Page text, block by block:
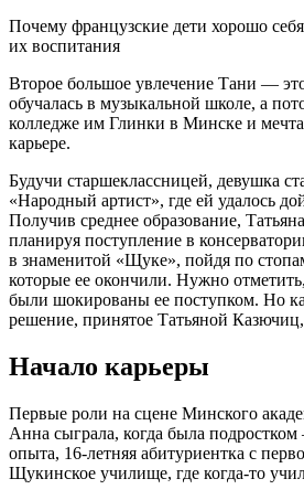
Почему французские дети хорошо
их воспитания
Второе большое увлечение Тани —
обучалась в музыкальной школе, а
колледже им Глинки в Минске и
карьере.
Будучи старшеклассницей, девушка
«Народный артист», где ей удалось
Получив среднее образование,
планируя поступление в
в знаменитой «Щуке», пойдя по
которые ее окончили. Нужно
были шокированы ее поступком. Но
решение, принятое Татьяной
Начало карьеры
Первые роли на сцене Минского
Анна сыграла, когда была
опыта, 16-летняя абитуриентка с
Щукинское училище, где когда-то